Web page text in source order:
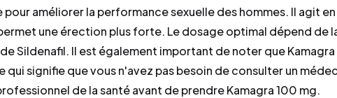
améliorer la performance sexuelle des hommes. Il agit en
une érection plus forte. Le dosage optimal dépend de
Sildenafil. Il est également important de noter que Kamagra
signifie que vous n'avez pas besoin de consulter un
de la santé avant de prendre Kamagra 100 mg.